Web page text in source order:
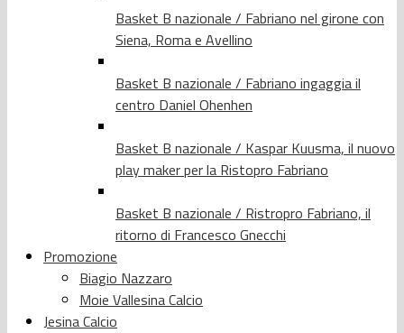
Basket B nazionale / Fabriano nel girone con
Siena, Roma e Avellino
Basket B nazionale / Fabriano ingaggia il
centro Daniel Ohenhen
Basket B nazionale / Kaspar Kuusma, il nuovo
play maker per la Ristopro Fabriano
Basket B nazionale / Ristropro Fabriano, il
ritorno di Francesco Gnecchi
Promozione
Biagio Nazzaro
Moie Vallesina Calcio
Jesina Calcio